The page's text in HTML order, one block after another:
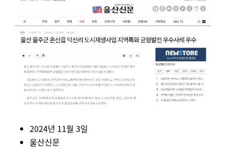
2024년 11월 3일
울산신문